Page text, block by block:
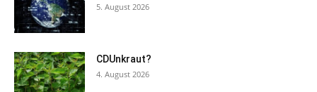
5. August 2026
CDUnkraut?
4. August 2026